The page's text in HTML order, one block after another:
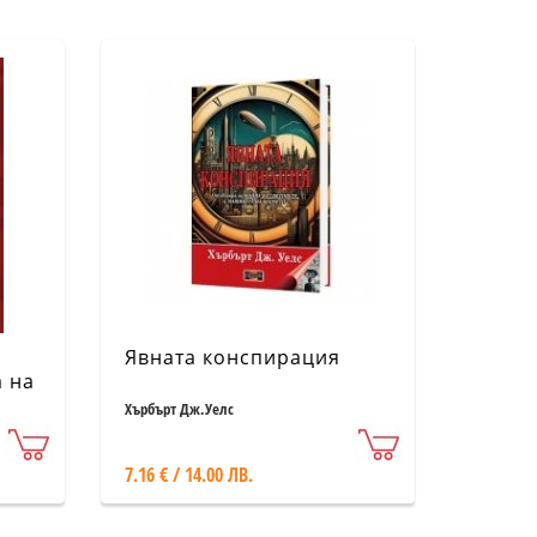
на
Явната конспирация
Хърбърт Дж.Уелс
7.16 € / 14.00 ЛВ.